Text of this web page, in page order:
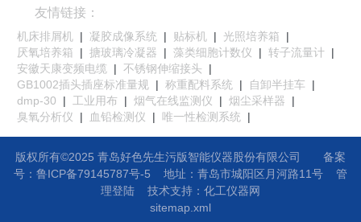
友情链接：
机床排屑机 | 凝胶成像系统 | 贴标机 | 光照培养箱
|
厌氧培养箱
| 搪玻璃冷凝器 | 藻类细胞计数仪 | 转子流量计 |
安徽天康变频电缆
| 不锈钢伸缩接头
|
GB1002插头插座标准量规 | 称重配料系统 | 自卸半挂车
|
dmp-30
| 工业用布 | 烟气在线监测仪 | 烟尘采样器
|
臭氧分析仪
| 血铅检测仪 | 唯一性检测系统 |
版权所有©2025 青岛好色先生污版智能仪器股份有限公司
备案
号：鲁ICP备79145787号-5
地址： 青岛市城阳区月河路11号
管
理登陆技术支持： 化工仪器网
sitemap.xml